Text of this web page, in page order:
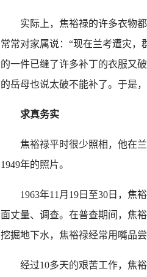
实际上，焦裕禄的许多衣物都
常常对家属说：“现在兰考遭灾
的一件已缝了许多补丁的衣服又
的岳母也说太破不能补了。于是
求真务实
焦裕禄平时很少照相，他在兰
1949年的照片。
1963年11月19日至30日，焦裕
面丈量、调查。在普查期间，焦
挖掘地下水，焦裕禄经常用嘴品
经过10多天的艰苦工作，焦裕